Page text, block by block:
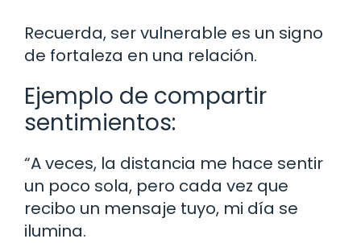
Recuerda, ser vulnerable es un signo
de fortaleza en una relación.
Ejemplo de compartir
sentimientos:
“A veces, la distancia me hace sentir
un poco sola, pero cada vez que
recibo un mensaje tuyo, mi día se
ilumina.